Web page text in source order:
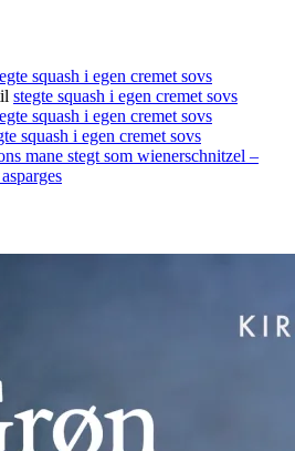
squash i egen cremet sovs
stegte squash i egen cremet sovs
squash i egen cremet sovs
squash i egen cremet sovs
mane stegt som wienerschnitzel –